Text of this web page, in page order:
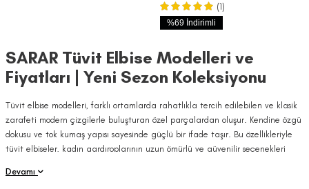
(1)
%69 İndirimli
SARAR Tüvit Elbise Modelleri ve
Fiyatları | Yeni Sezon Koleksiyonu
Tüvit elbise modelleri, farklı ortamlarda rahatlıkla tercih edilebilen ve klasik
zarafeti modern çizgilerle buluşturan özel parçalardan oluşur. Kendine özgü
dokusu ve tok kumaş yapısı sayesinde güçlü bir ifade taşır. Bu özellikleriyle
tüvit elbiseler, kadın gardıroplarının uzun ömürlü ve güvenilir seçenekleri
kesim alternatifleriyle geniş bir kullanım alanı sunar.
Devamı